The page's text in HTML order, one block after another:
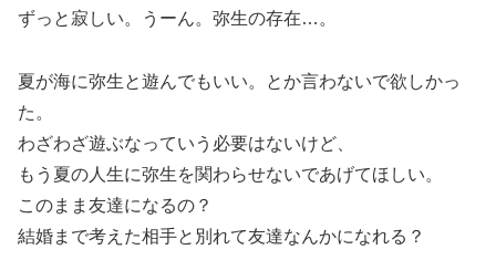
ずっと寂しい。うーん。弥生の存在…。
夏が海に弥生と遊んでもいい。とか言わないで欲しかっ
た。
わざわざ遊ぶなっていう必要はないけど、
もう夏の人生に弥生を関わらせないであげてほしい。
このまま友達になるの？
結婚まで考えた相手と別れて友達なんかになれる？